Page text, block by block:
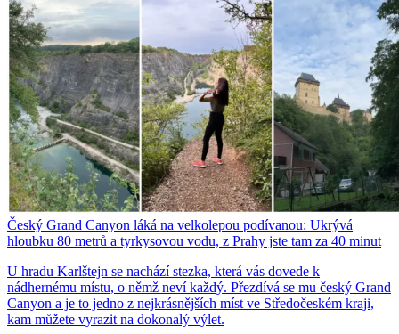
Český Grand Canyon láká na velkolepou podívanou: Ukrývá
hloubku 80 metrů a tyrkysovou vodu, z Prahy jste tam za 40 minut
U hradu Karlštejn se nachází stezka, která vás dovede k
nádhernému místu, o němž neví každý. Přezdívá se mu český Grand
Canyon a je to jedno z nejkrásnějších míst ve Středočeském kraji,
kam můžete vyrazit na dokonalý výlet.